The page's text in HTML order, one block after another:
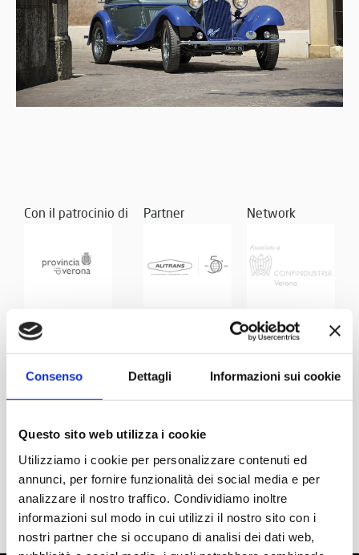
Consenso Dettagli Informazioni sui cookie
Questo sito web utilizza i cookie
Utilizziamo i cookie per personalizzare contenuti ed
annunci, per fornire funzionalità dei social media e per
analizzare il nostro traffico. Condividiamo inoltre
informazioni sul modo in cui utilizzi il nostro sito con i
nostri partner che si occupano di analisi dei dati web,
Con il patrocinio di Partner Network